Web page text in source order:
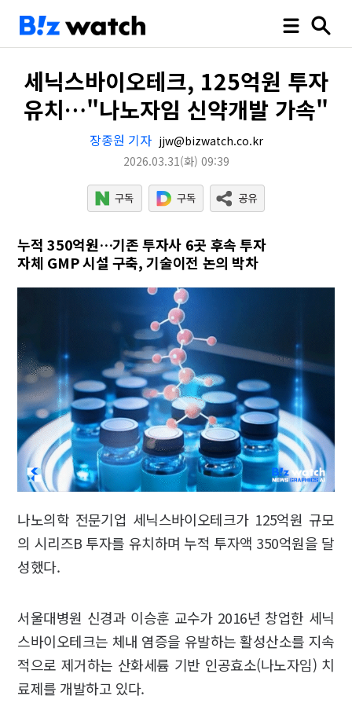
세닉스바이오테크, 125억원 투자
유치…"나노자임 신약개발 가속"
장종원 기자 jjw@bizwatch.co.kr
2026.03.31(화) 09:39
누적 350억원…기존 투자사 6곳 후속 투자
자체 GMP 시설 구축, 기술이전 논의 박차
나노의학 전문기업 세닉스바이오테크가 125억원 규모
의 시리즈B 투자를 유치하며 누적 투자액 350억원을 달
성했다.
서울대병원 신경과 이승훈 교수가 2016년 창업한 세닉
스바이오테크는 체내 염증을 유발하는 활성산소를 지속
적으로 제거하는 산화세륨 기반 인공효소(나노자임) 치
료제를 개발하고 있다.